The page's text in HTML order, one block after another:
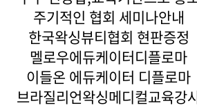
주기적인 협회 세미나안내
한국왁싱뷰티협회 현판증정
멜로우에듀케이터디플로마
이들온 에듀케이터 디플로마
브라질리언왁싱메디컬교육강